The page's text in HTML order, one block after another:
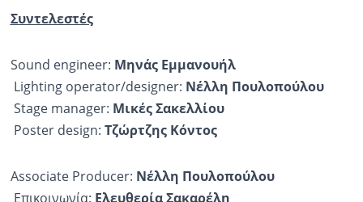
Συντελεστές
Sound engineer: Μηνάς Εμμανουήλ
Lighting operator/designer: Νέλλη Πουλοπούλου
Stage manager: ΜικέςΣακελλίου
Poster design: Τζώρτζης Κόντος
Associate Producer: Νέλλη Πουλοπούλου
Επικοινωνία: Ελευθερία Σακαρέλη